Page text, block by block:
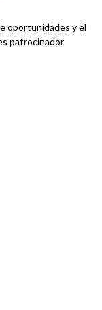
oportunidades y el
patrocinador